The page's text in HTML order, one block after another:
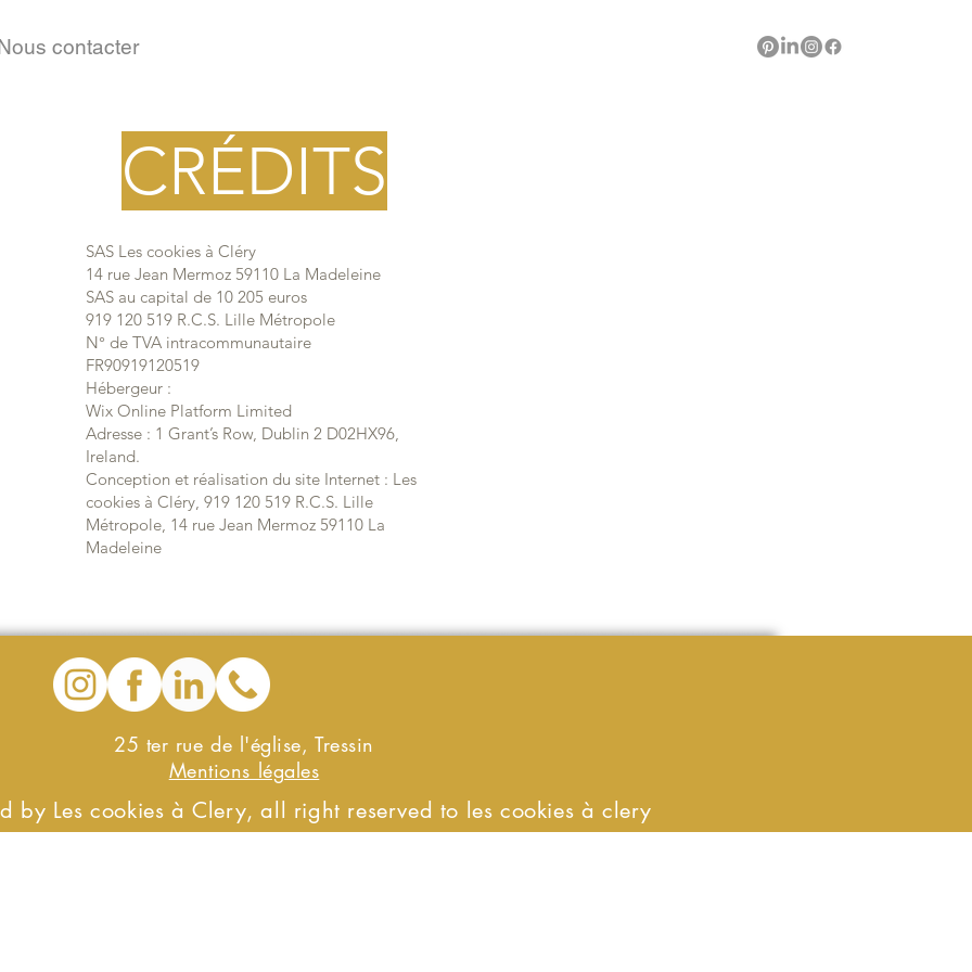
contacter
CRÉDITS
SAS Les cookies à Cléry
14 rue Jean Mermoz 59110 La Madeleine
SAS au capital de 10 205 euros
919 120 519 R.C.S. Lille Métropole
N° de TVA intracommunautaire
FR90919120519
Hébergeur :
Wix Online Platform Limited
Adresse : 1 Grant’s Row, Dublin 2 D02HX96,
Ireland.
Conception et réalisation du site Internet : Les
cookies à Cléry, 919 120 519 R.C.S. Lille
Métropole, 14 rue Jean Mermoz 59110 La
Madeleine
25 ter rue de l'église, Tressin
Mentions légales
by Les cookies à Clery, all right reserved to les cookies à clery